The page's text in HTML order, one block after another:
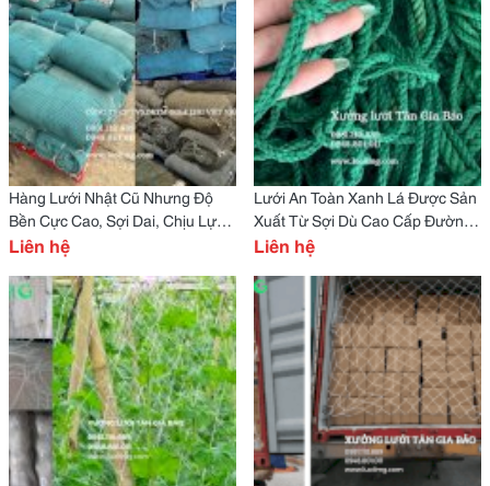
Hàng Lưới Nhật Cũ Nhưng Độ
Bền Cực Cao, Sợi Dai, Chịu Lực
Tốt, Chống Nắng Mưa Vượt Trội
Liên hệ
Lưới An Toàn Xanh Lá Được Sản
Xuất Từ Sợi Dù Cao Cấp Đường
Kính 4Mm, Đan Theo Dạng Ô
10Cm.
Liên hệ